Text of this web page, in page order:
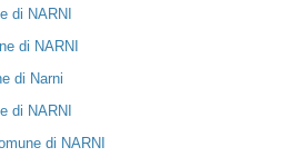
di NARNI
di NARNI
di Narni
di NARNI
di NARNI